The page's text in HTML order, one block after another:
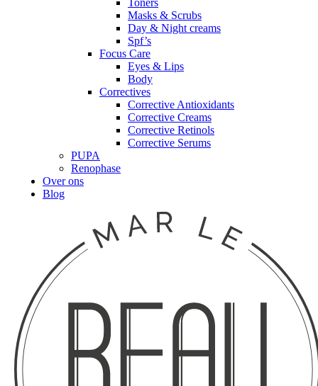
Masks & Scrubs
Day & Night creams
Spf’s
Focus Care
Eyes & Lips
Body
Correctives
Corrective Antioxidants
Corrective Creams
Corrective Retinols
Corrective Serums
PUPA
Renophase
Over ons
Blog